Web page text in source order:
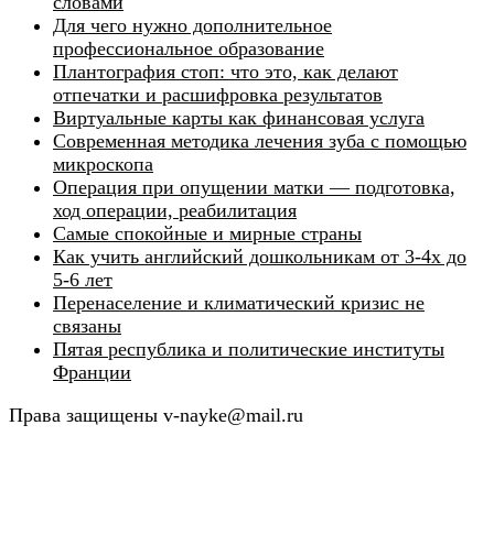
Для чего нужно дополнительное
профессиональное образование
Плантография стоп: что это, как делают
отпечатки и расшифровка результатов
Виртуальные карты как финансовая услуга
Современная методика лечения зуба с помощью
микроскопа
Операция при опущении матки — подготовка,
ход операции, реабилитация
Самые спокойные и мирные страны
Как учить английский дошкольникам от 3-4х до
5-6 лет
Перенаселение и климатический кризис не
связаны
Пятая республика и политические институты
Франции
Права защищены v-nayke@mail.ru